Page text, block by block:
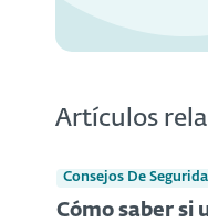
Artículos
Consejos De
Cómo saber si